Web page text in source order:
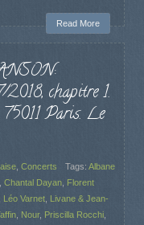
Read More
chapitre 1.
Paris. Le
Concerts Tags: Albane
Chantal Dayan Florent
Léo Varnet Livane & Jean-
Nour, Priscilla Rocchi